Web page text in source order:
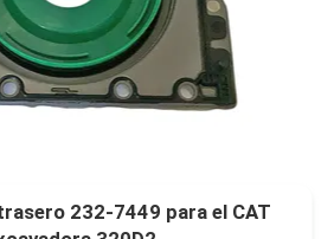
232-7449 para el CAT